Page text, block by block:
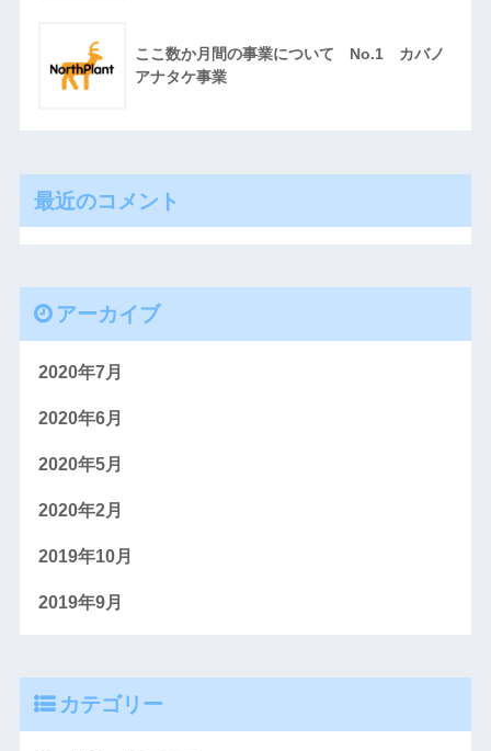
ここ数か月間の事業について No.1 カバノ
アナタケ事業
最近のコメント
アーカイブ
2020年7月
2020年6月
2020年5月
2020年2月
2019年10月
2019年9月
カテゴリー